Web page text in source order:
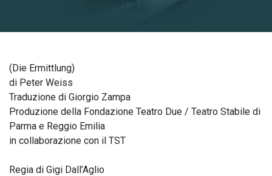
(Die Ermittlung)
di Peter Weiss
Traduzione di Giorgio Zampa
Produzione della Fondazione Teatro Due / Teatro Stabile di
Parma e Reggio Emilia
in collaborazione con il TST
Regia di Gigi Dall’Aglio